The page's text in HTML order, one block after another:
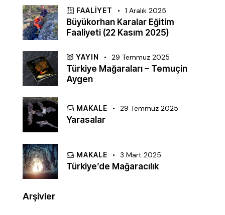
FAALIYET 1 Aralık 2025
Büyükorhan Karalar Eğitim
Faaliyeti (22 Kasım 2025)
YAYIN 29 Temmuz 2025
Türkiye Mağaraları – Temuçin
Aygen
MAKALE 29 Temmuz 2025
Yarasalar
MAKALE 3 Mart 2025
Türkiye’de Mağaracılık
Arşivler